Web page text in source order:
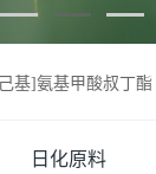
基]氨基甲酸叔丁酯
日化原料